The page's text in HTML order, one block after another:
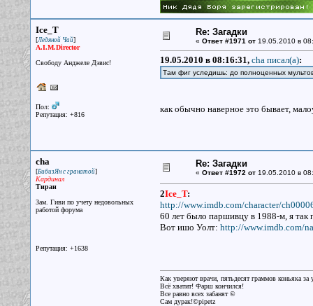
Ice_T
[Ледяной Чай]
A.I.M.Director
Свободу Анджеле Дэвис!
Пол:
Репутация: +816
Re: Загадки
« Ответ #1971 от19.05.2010 в
19.05.2010 в 08:16:31, cha писал(a):
Там фиг уследишь: до полноценных
как обычно наверное это бывает,
cha
[БибизЯн с гранатой]
Кардинал
Тиран
Зам. Гиви по учету недовольных
работой форума
Репутация: +1638
Re: Загадки
« Ответ #1972 от19.05.2010 в
2Ice_T:
http://www.imdb.com/character/
60 лет было паршивцу в 1988-м, я так
Вот ишо Уолт: http://www.imdb.com/
Как уверяют врачи, пятьдесят граммов коньяка
Всё хватит! Фарш кончился!
Все равно всех забанят ©
Сам дурак!©pipetz